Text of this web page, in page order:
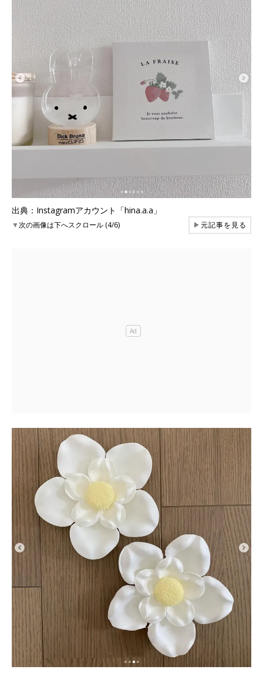
出典：Instagramアカウント「hina.a.a」
▼次の画像は下へスクロール (4/6) ▶元記事を見る